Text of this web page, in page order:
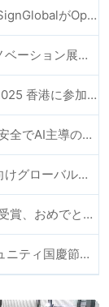
'esign-automation' スキルをリリース: eSignGlobalがOpenClawの電子署名自動化を支援
eSignGlobal が 2025 GIS グローバルイノベーション展に登場
eSignGlobal が Alibaba Cloud Summit 2025 香港に参加し、AI 主導のクラウドイノベーションとデジタルトラストを推進
eSignGlobal × Antelope International | 安全でAI主導のデジタルワークフローを推進
eSignGlobal × Alibaba Cloud | Fintech向けグローバルなデジタルトラスト強化に向けて連携
eSignGlobalの2025 CAHK STAR Award受賞、おめでとうございます！
香港テクノロジー・イノベーションコミュニティ国慶節ディナー